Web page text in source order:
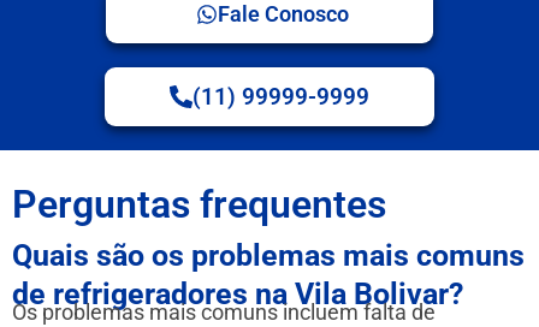
Fale Conosco
(11) 99999-9999
Perguntas frequentes
Quais são os problemas mais comuns
de refrigeradores na Vila Bolivar?
Os problemas mais comuns incluem falta de